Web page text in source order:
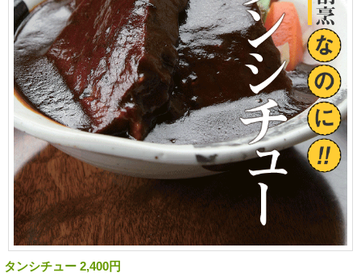
タンシチュー 2,400円